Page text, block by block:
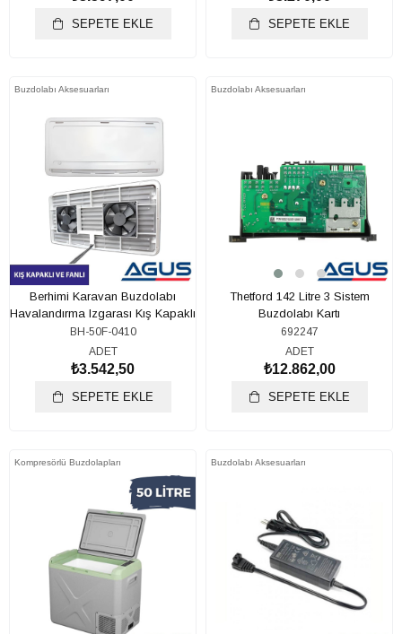
SEPETE EKLE SEPETE EKLE
Buzdolabı Aksesuarları
Berhimi Karavan Buzdolabı
Havalandırma Izgarası Kış Kapaklı
ve Çift Fanlı
BH-50F-0410
ADET
₺3.542,50
SEPETE EKLE
Buzdolabı Aksesuarları
Thetford 142 Litre 3 Sistem
Buzdolabı Kartı
692247
ADET
₺12.862,00
SEPETE EKLE
Kompresörlü Buzdolapları Buzdolabı Aksesuarları